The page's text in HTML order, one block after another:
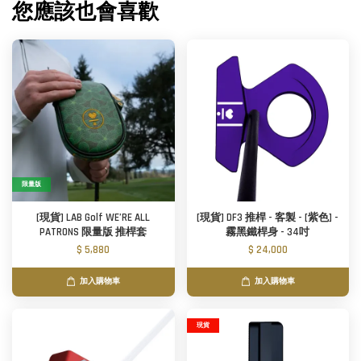
您應該也會喜歡
限量版
[現貨] LAB Golf WE’RE ALL
PATRONS 限量版 推桿套
$ 5,880
加入購物車
[現貨] DF3 推桿 - 客製 - [紫色] -
霧黑鐵桿身 - 34吋
$ 24,000
加入購物車
現貨